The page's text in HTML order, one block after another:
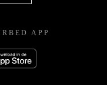
APP